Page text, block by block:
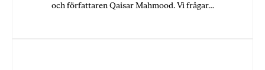
och författaren Qaisar Mahmood. Vi frågar…